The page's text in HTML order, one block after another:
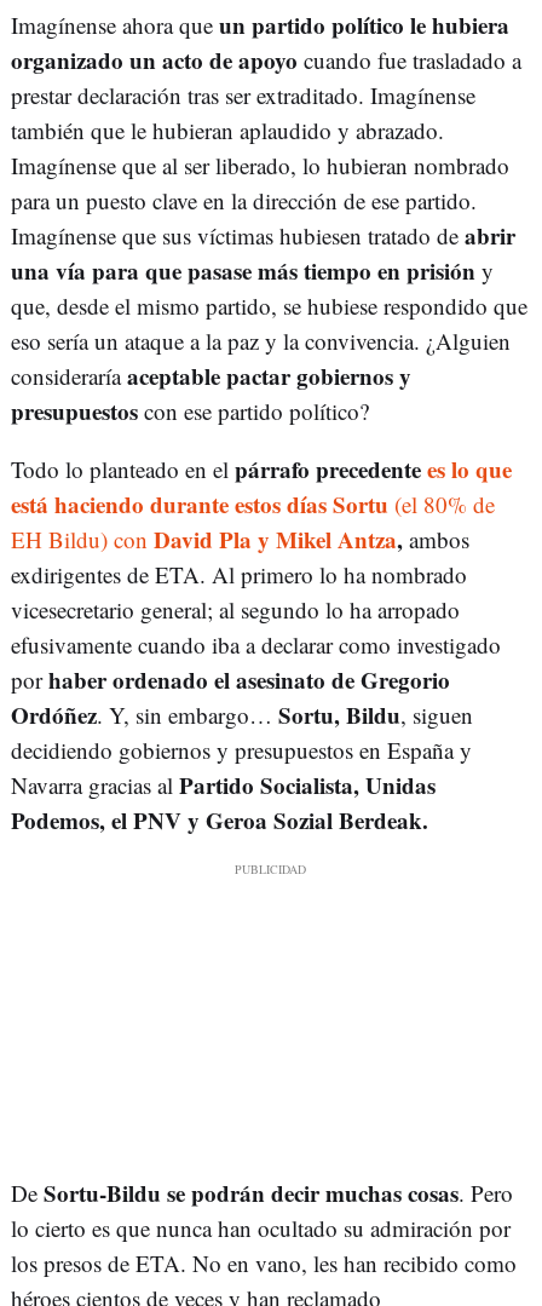
Imagínense ahora que un partido político le hubiera
organizado un acto de apoyo cuando fue trasladado a
prestar declaración tras ser extraditado. Imagínense
también que le hubieran aplaudido y abrazado.
Imagínense que al ser liberado, lo hubieran nombrado
para un puesto clave en la dirección de ese partido.
Imagínense que sus víctimas hubiesen tratado de abrir
una vía para que pasase más tiempo en prisión y
que, desde el mismo partido, se hubiese respondido que
eso sería un ataque a la paz y la convivencia. ¿Alguien
consideraríaaceptable pactar gobiernos y
presupuestos con ese partido político?
Todo lo planteado en el párrafo precedentees lo que
está haciendo durante estos días Sortu (el 80% de
EH Bildu) con David Pla y Mikel Antza, ambos
exdirigentes de ETA. Al primero lo ha nombrado
vicesecretario general; al segundo lo ha arropado
efusivamente cuando iba a declarar como investigado
porhaber ordenado el asesinato de Gregorio
Ordóñez. Y, sin embargo… Sortu, Bildu, siguen
decidiendo gobiernos y presupuestos en España y
Navarra gracias al Partido Socialista, Unidas
Podemos, el PNV y Geroa Sozial Berdeak.
De Sortu-Bildu se podrán decir muchas cosas. Pero
lo cierto es que nunca han ocultado su admiración por
los presos de ETA. No en vano, les han recibido como
héroes cientos de veces y han reclamado